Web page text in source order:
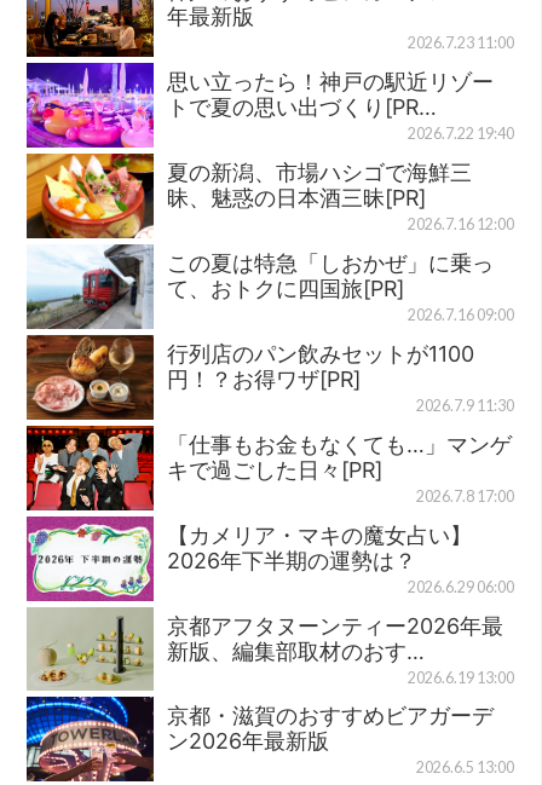
年最新版
2026.7.23 11:00
思い立ったら！神戸の駅近リゾー
トで夏の思い出づくり[PR…
2026.7.22 19:40
夏の新潟、市場ハシゴで海鮮三
昧、魅惑の日本酒三昧[PR]
2026.7.16 12:00
この夏は特急「しおかぜ」に乗っ
て、おトクに四国旅[PR]
2026.7.16 09:00
行列店のパン飲みセットが1100
円！？お得ワザ[PR]
2026.7.9 11:30
「仕事もお金もなくても…」マンゲ
キで過ごした日々[PR]
2026.7.8 17:00
【カメリア・マキの魔女占い】
2026年下半期の運勢は？
2026.6.29 06:00
京都アフタヌーンティー2026年最
新版、編集部取材のおす…
2026.6.19 13:00
京都・滋賀のおすすめビアガーデ
ン2026年最新版
2026.6.5 13:00